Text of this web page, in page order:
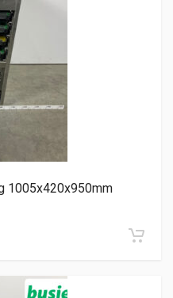
1005x420x950mm